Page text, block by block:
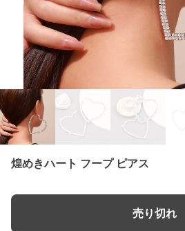
煌めきハート フープ ピアス
売り切れ